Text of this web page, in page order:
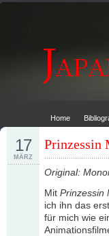
Home
Prinzessin
17
MÄRZ
Original:
Mit Prinzessin
ich ihn das
für mich wie